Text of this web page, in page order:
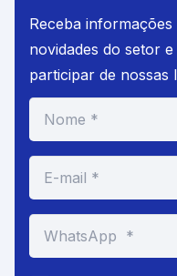
Receba
novidades do setor
participar de nossas